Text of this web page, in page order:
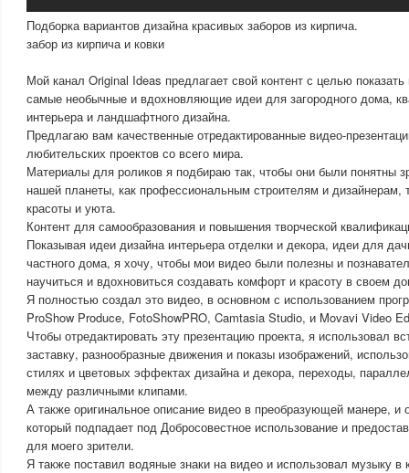
Подборка вариантов дизайна красивых заборов из кирпича.
забор из кирпича и ковки
Мой канал Original Ideas предлагает свой контент с целью
самые необычные и вдохновляющие идеи для загородного дома,
интерьера и ландшафтного дизайна.
Предлагаю вам качественные отредактированные видео-
любительских проектов со всего мира.
Материалы для роликов я подбираю так, чтобы они были понятны
нашей планеты, как профессиональным строителям и дизайнерам,
красоты и уюта.
Контент для самообразования и повышения творческой
Показывая идеи дизайна интерьера отделки и декора, идеи для
частного дома, я хочу, чтобы мои видео были полезны и
научиться и вдохновиться создавать комфорт и красоту в своем
Я полностью создал это видео, в основном с использованием
ProShow Produce, FotoShowPRO, Camtasia Studio, и Movavi Video
Чтобы отредактировать эту презентацию проекта, я использовал
заставку, разнообразные движения и показы изображений,
стилях и цветовых эффектах дизайна и декора, переходы,
между различными клипами.
А также оригинальное описание видео в преобразующей манере, и
который подпадает под Добросовестное использование и
для моего зрители.
Я также поставил водяные знаки на видео и использовал музыку в